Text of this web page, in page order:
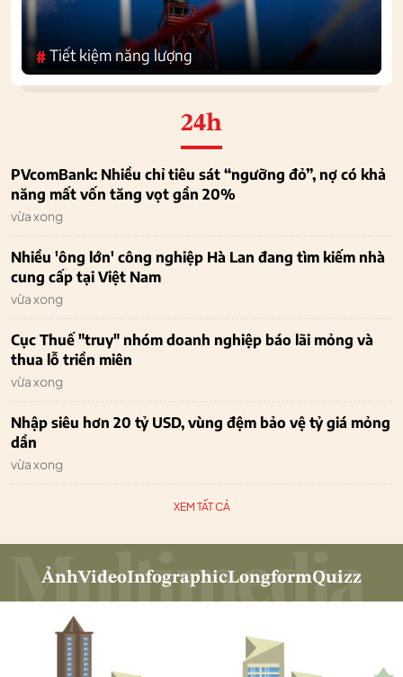
#Tiết kiệm năng lượng
24h
PVcomBank: Nhiều chỉ tiêu sát “ngưỡng đỏ”, nợ có khả
năng mất vốn tăng vọt gần 20%
vừa xong
Nhiều 'ông lớn' công nghiệp Hà Lan đang tìm kiếm nhà
cung cấp tại Việt Nam
vừa xong
Cục Thuế "truy" nhóm doanh nghiệp báo lãi mỏng và
thua lỗ triền miên
vừa xong
Nhập siêu hơn 20 tỷ USD, vùng đệm bảo vệ tỷ giá mỏng
dần
vừa xong
XEM TẤT CẢ
ẢnhVideoInfographicLongformQuizz